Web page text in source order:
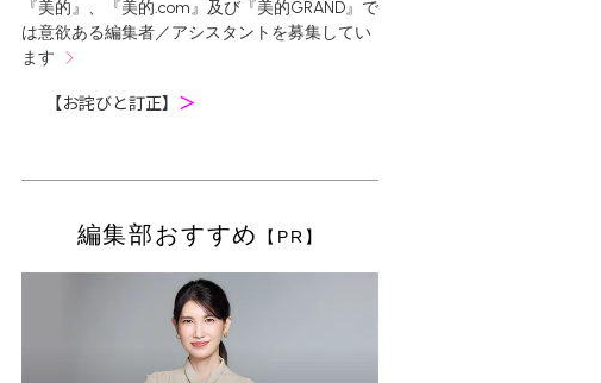
『美的』、『美的.com』及び『美的GRAND』で
は意欲ある編集者／アシスタントを募集してい
ます
【お詫びと訂正】 ＞
編集部おすすめ 【PR】